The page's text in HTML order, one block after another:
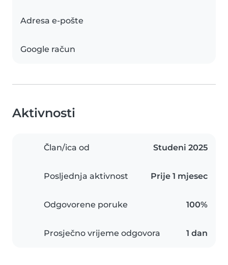
Adresa e-pošte
Google račun
Aktivnosti
Član/ica od Studeni 2025
Posljednja aktivnost Prije 1 mjesec
Odgovorene poruke 100%
Prosječno vrijeme odgovora 1 dan